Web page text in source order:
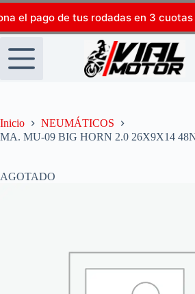
el pago de tus rodadas en 3
Inicio
NEUMÁTICOS
MA. MU-09 BIG HORN 2.0 26X9X14
AGOTADO